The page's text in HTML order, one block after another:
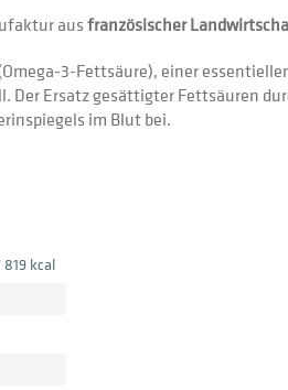
ausfranzösischer
3-Fettsäure), einer
Der Ersatz gesättigter Fettsäuren
im Blut bei.
819 kcal